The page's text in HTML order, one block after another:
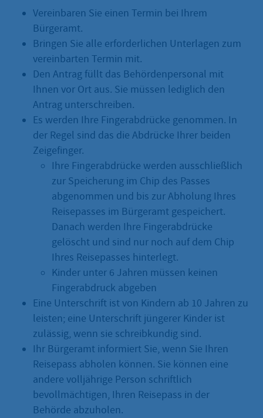
Vereinbaren Sie einen Termin bei Ihrem
Bürgeramt.
Bringen Sie alle erforderlichen Unterlagen zum
vereinbarten Termin mit.
Den Antrag füllt das Behördenpersonal mit
Ihnen vor Ort aus. Sie müssen lediglich den
Antrag unterschreiben.
Es werden Ihre Fingerabdrücke genommen. In
der Regel sind das die Abdrücke Ihrer beiden
Zeigefinger.
Ihre Fingerabdrücke werden ausschließlich
zur Speicherung im Chip des Passes
abgenommen und bis zur Abholung Ihres
Reisepasses im Bürgeramt gespeichert.
Danach werden Ihre Fingerabdrücke
gelöscht und sind nur noch auf dem Chip
Ihres Reisepasses hinterlegt.
Kinder unter 6 Jahren müssen keinen
Fingerabdruck abgeben
Eine Unterschrift ist von Kindern ab 10 Jahren zu
leisten; eine Unterschrift jüngerer Kinder ist
zulässig, wenn sie schreibkundig sind.
Ihr Bürgeramt informiert Sie, wenn Sie Ihren
Reisepass abholen können. Sie können eine
andere volljährige Person schriftlich
bevollmächtigen, Ihren Reisepass in der
Behörde abzuholen.